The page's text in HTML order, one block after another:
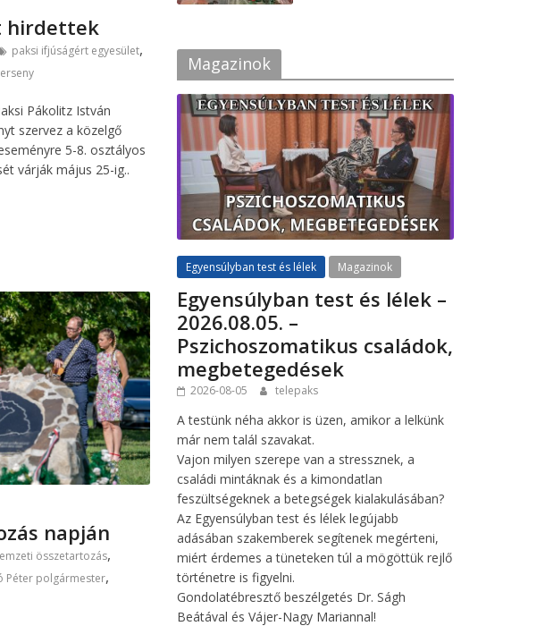
hirdettek
paksi ifjúságért egyesület,
Pákolitz István
szervez a közelgő
5-8. osztályos
várják május 25-ig..
napján
összetartozás,
Péter polgármester,
Magazinok
Egyensúlyban test és lélek Magazinok
Egyensúlyban test és lélek –
2026.08.05. –
Pszichoszomatikus családok,
megbetegedések
2026-08-05 telepaks
A testünk néha akkor is üzen, amikor a lelkünk
már nem talál szavakat.
Vajon milyen szerepe van a stressznek, a
családi mintáknak és a kimondatlan
feszültségeknek a betegségek kialakulásában?
Az Egyensúlyban test és lélek legújabb
adásában szakemberek segítenek megérteni,
miért érdemes a tüneteken túl a mögöttük rejlő
történetre is figyelni.
Gondolatébresztő beszélgetés Dr. Ságh
Beátával és Vájer-Nagy Mariannal!